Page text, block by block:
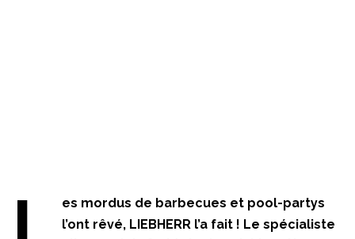
es mordus de barbecues et pool-partys
l’ont rêvé, LIEBHERR l’a fait ! Le spécialiste